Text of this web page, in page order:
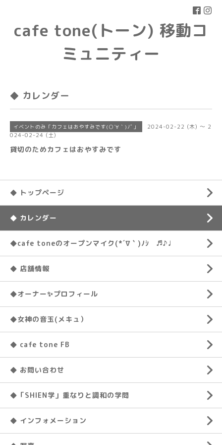
cafe tone(トーン) 移動コ
ミュニティー
◆ カレンダー
イベントのみ「カフェはおやすみです(○´∀｀)ﾉﾞ」
2024-02-22 (木) ～ 2
024-02-24 (土)
貸切のためカフェはおやすみです
◆ トップページ
◆ カレンダー
◆cafe toneのオープンマイク(*´∇｀)ﾉｼ ♬♪♩
◆ 店舗情報
◆オーナー✨プロフィール
◆女神の音玉(メキュ）
◆ cafe tone FB
◆ お問い合わせ
◆「SHIEN学」重なりと調和の学問
◆ インフォメーション